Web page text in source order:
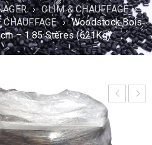
› CLIM & CHAUFFAGE ›
› Woodstock Bois
– 1.85 Stères (621Kg)